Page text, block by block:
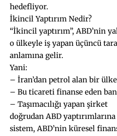
hedefliyor.
İkincil Yaptırım Nedir?
“İkincil yaptırım”, ABD’nin
o ülkeyle iş yapan üçüncü
anlamına gelir.
Yani:
– İran’dan petrol alan bir ülke
– Bu ticareti finanse eden
– Taşımacılığı yapan şirket
doğrudan ABD
sistem, ABD’nin küresel